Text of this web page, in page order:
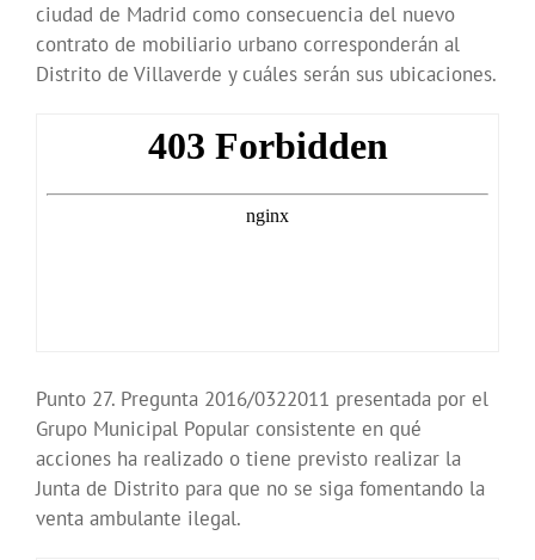
ciudad de Madrid como consecuencia del nuevo
contrato de mobiliario urbano corresponderán al
Distrito de Villaverde y cuáles serán sus ubicaciones.
Punto 27. Pregunta 2016/0322011 presentada por el
Grupo Municipal Popular consistente en qué
acciones ha realizado o tiene previsto realizar la
Junta de Distrito para que no se siga fomentando la
venta ambulante ilegal.